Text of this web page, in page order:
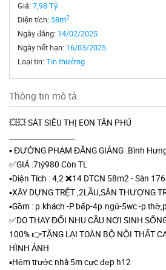
Giá:7,98 Tỷ
Diện tích: 58m2
Ngày đăng: 14/02/2025
Ngày hết hạn: 16/03/2025
Loại tin:Tin thường
Thông tin mô tả
💥💥 SÁT SIÊU THỊ EON TÂN PHÚ
▪️ ĐƯỜNG PHẠM ĐĂNG GIẢNG .Bình
✅GIÁ :7tỷ980 Còn TL
▪️Diện Tích : 4,2 ❌14 DTCN 58m2 - Sàn
▪️XÂY DỰNG TRỆT ,2LẦU,SÂN THƯỢNG
▪️Gồm : p.khách -P.bếp-4p.ngủ-5wc -p
✅DO THAY ĐỔI NHU CẦU NƠI SINH
100% 👉TẶNG LẠI TOÀN BỘ NỘI THẤT
HÌNH ẢNH
▪️Hẻm trước nhà 5m cực đẹp h12